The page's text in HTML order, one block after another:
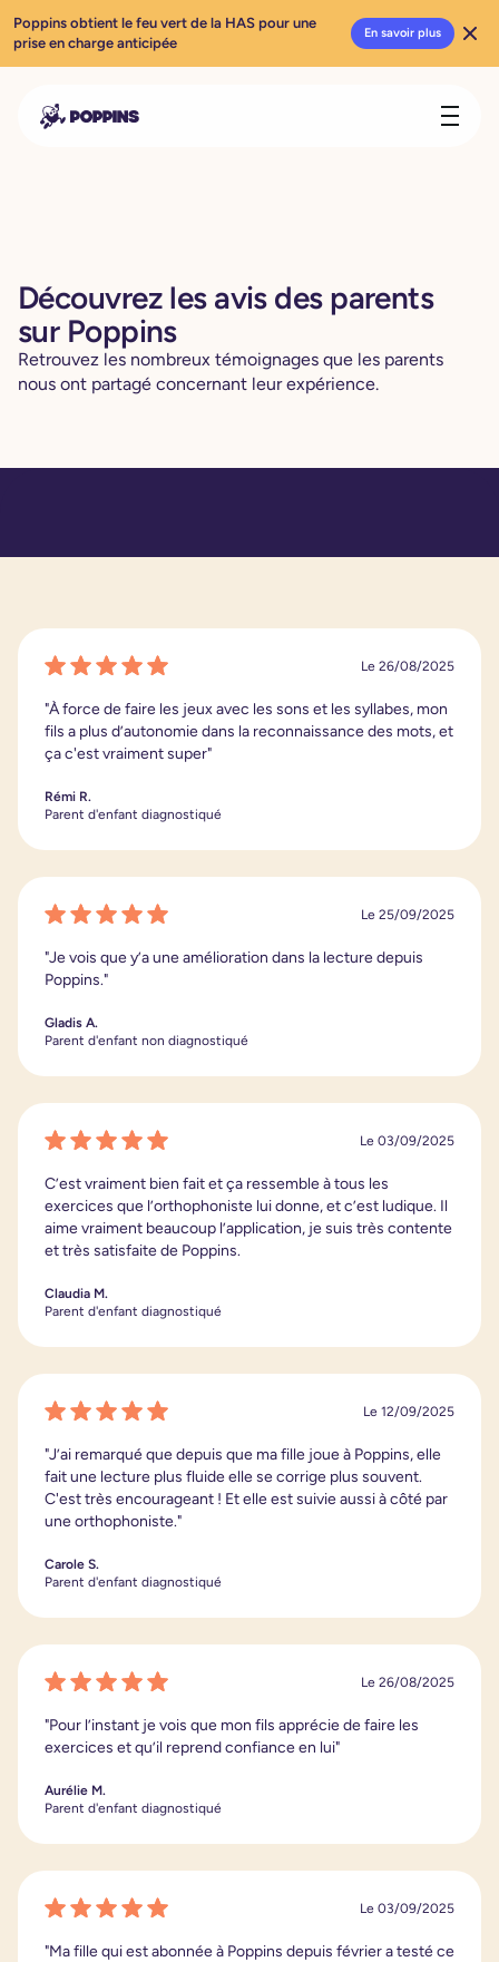
Découvrez les avis des parents
sur Poppins
Retrouvez les nombreux témoignages que les parents
nous ont partagé concernant leur expérience.
Le 26/08/2025
"À force de faire les jeux avec les sons et les syllabes, mon
fils a plus d’autonomie dans la reconnaissance des mots, et
ça c'est vraiment super"
Rémi R.
Parent d'enfant diagnostiqué
Le 25/09/2025
"Je vois que y’a une amélioration dans la lecture depuis
Poppins."
Gladis A.
Parent d'enfant non diagnostiqué
Le 03/09/2025
C’est vraiment bien fait et ça ressemble à tous les
exercices que l’orthophoniste lui donne, et c’est ludique. Il
aime vraiment beaucoup l’application, je suis très contente
et très satisfaite de Poppins.
Claudia M.
Parent d'enfant diagnostiqué
Le 12/09/2025
"J’ai remarqué que depuis que ma fille joue à Poppins, elle
fait une lecture plus fluide elle se corrige plus souvent.
C'est très encourageant ! Et elle est suivie aussi à côté par
une orthophoniste."
Carole S.
Parent d'enfant diagnostiqué
Le 26/08/2025
"Pour l’instant je vois que mon fils apprécie de faire les
exercices et qu’il reprend confiance en lui"
Aurélie M.
Parent d'enfant diagnostiqué
Le 03/09/2025
"Ma fille qui est abonnée à Poppins depuis février a testé ce
Poppins obtient le feu vert de la HAS pour une
prise en charge anticipée
En savoir plus